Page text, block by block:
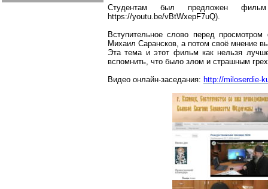
Студентам был предложен
https://youtu.be/vBtWxepF7uQ).
Вступительное слово перед
Михаил Сарансков, а потом своё мнение
Эта тема и этот фильм как нельзя
вспомнить, что было злом и страшным
Видео онлайн-заседания: http://miloserdie-